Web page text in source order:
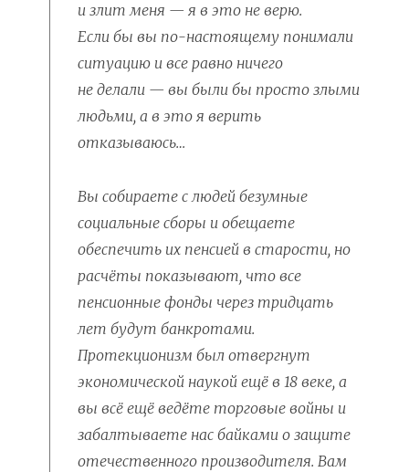
и злит меня — я в это не верю.
Если бы вы по-настоящему понимали
ситуацию и все равно ничего
не делали — вы были бы просто злыми
людьми, а в это я верить
отказываюсь…
Вы собираете с людей безумные
социальные сборы и обещаете
обеспечить их пенсией в старости, но
расчёты показывают, что все
пенсионные фонды через тридцать
лет будут банкротами.
Протекционизм был отвергнут
экономической наукой ещё в 18 веке, а
вы всё ещё ведёте торговые войны и
забалтываете нас байками о защите
отечественного производителя. Вам